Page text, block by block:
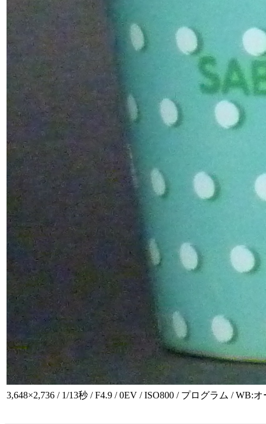
3,648×2,736 / 1/13秒 / F4.9 / 0EV / ISO800 / プログラム / WB:オ